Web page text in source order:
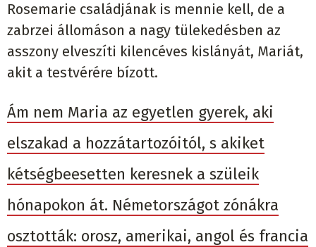
Rosemarie családjának is mennie kell, de a
zabrzei állomáson a nagy tülekedésben az
asszony elveszíti kilencéves kislányát, Mariát,
akit a testvérére bízott.
Ám nem Maria az egyetlen gyerek, aki
elszakad a hozzátartozóitól, s akiket
kétségbeesetten keresnek a szüleik
hónapokon át. Németországot zónákra
osztották: orosz, amerikai, angol és francia